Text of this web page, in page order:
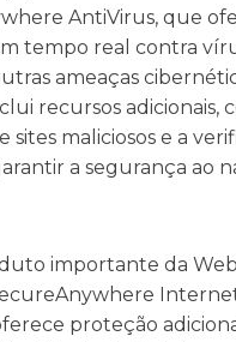
AntiVirus, que
tempo real contra
ameaças
recursos adicionais,
sites maliciosos e a
a segurança ao
importante da
proteção